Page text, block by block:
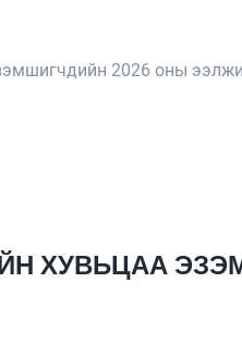
2026 оны
ХУВЬЦАА